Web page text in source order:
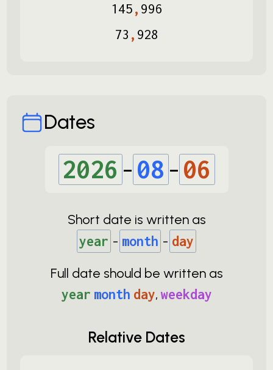
145, 996
73 , 928
Dates
2026 - 08 - 06
Short date is written as
year - month - day
Full date should be written as
year month day, weekday
Relative Dates